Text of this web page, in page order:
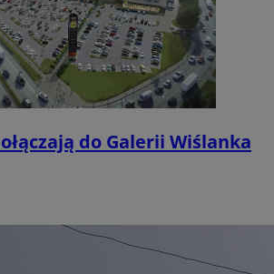
do Galerii Wiślanka